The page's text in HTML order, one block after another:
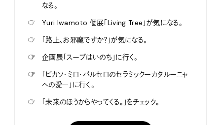
なる。
☞
Yuri Iwamoto 個展「Living Tree」が気になる。
☞
「路上、お邪魔ですか？」が気になる。
☞
企画展「スープはいのち」に行く。
☞
「ピカソ・ミロ・バルセロのセラミックーカタルーニャ
への愛ー」に行く。
☞
「未来のほうからやってくる。」をチェック。